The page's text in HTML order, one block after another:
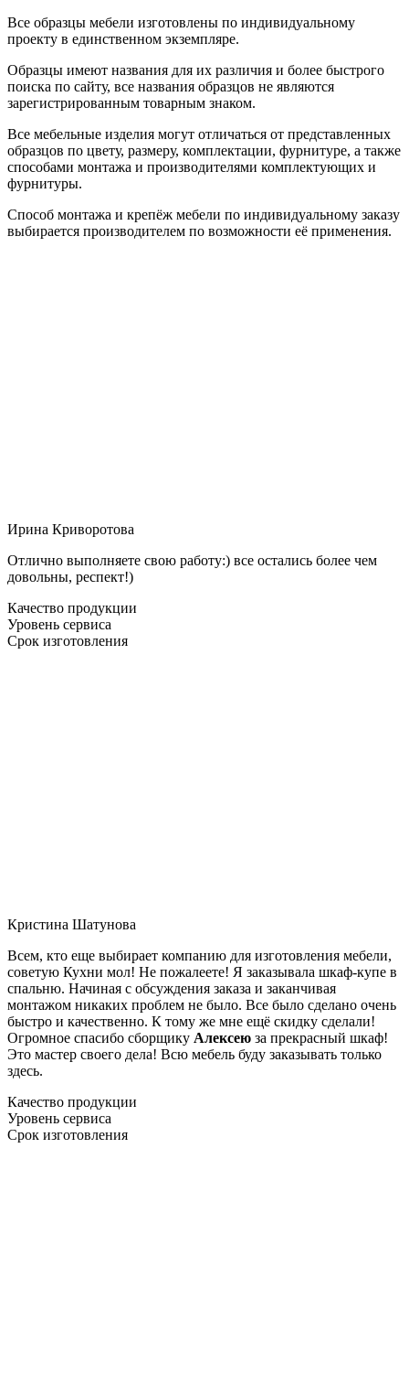
Все образцы мебели изготовлены по индивидуальному
проекту в единственном экземпляре.
Образцы имеют названия для их различия и более быстрого
поиска по сайту, все названия образцов не являются
зарегистрированным товарным знаком.
Все мебельные изделия могут отличаться от представленных
образцов по цвету, размеру, комплектации, фурнитуре, а также
способами монтажа и производителями комплектующих и
фурнитуры.
Способ монтажа и крепёж мебели по индивидуальному заказу
выбирается производителем по возможности её применения.
Ирина Криворотова
Отлично выполняете свою работу:) все остались более чем
довольны, респект!)
Качество продукции
Уровень сервиса
Срок изготовления
Кристина Шатунова
Всем, кто еще выбирает компанию для изготовления мебели,
советую Кухни мол! Не пожалеете! Я заказывала шкаф-купе в
спальню. Начиная с обсуждения заказа и заканчивая
монтажом никаких проблем не было. Все было сделано очень
быстро и качественно. К тому же мне ещё скидку сделали!
Огромное спасибо сборщику Алексею за прекрасный шкаф!
Это мастер своего дела! Всю мебель буду заказывать только
здесь.
Качество продукции
Уровень сервиса
Срок изготовления